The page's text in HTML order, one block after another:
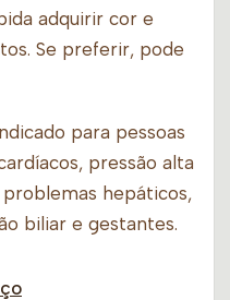
adquirir cor e
Se preferir, pode
para pessoas
pressão alta
hepáticos,
biliar e gestantes.